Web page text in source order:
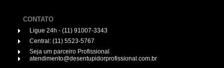
CONTATO
Ligue 24h - (11) 91007-3343
Central: (11) 5523-5767
Seja um parceiro Profissional
atendimento@desentupidorprofissional.com.br